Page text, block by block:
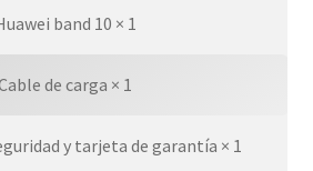
band 10 × 1
de carga × 1
y tarjeta de garantía × 1